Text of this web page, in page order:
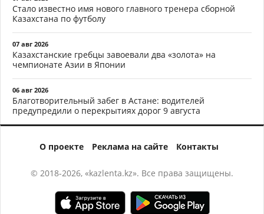
Стало известно имя нового главного тренера сборной
Казахстана по футболу
07 авг 2026
Казахстанские гребцы завоевали два «золота» на
чемпионате Азии в Японии
06 авг 2026
Благотворительный забег в Астане: водителей
предупредили о перекрытиях дорог 9 августа
О проекте Реклама на сайте Контакты
© 2018-2026, «kazlenta.kz». Все права защищены.